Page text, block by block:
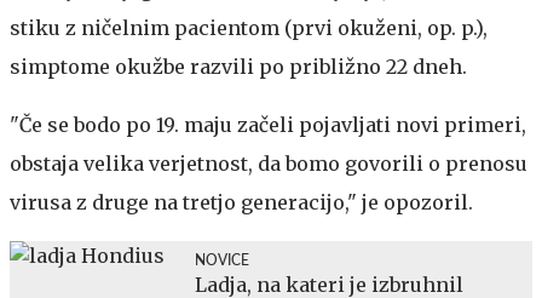
stiku z ničelnim pacientom (prvi okuženi, op. p.),
simptome okužbe razvili po približno 22 dneh.
"Če se bodo po 19. maju začeli pojavljati novi primeri,
obstaja velika verjetnost, da bomo govorili o prenosu
virusa z druge na tretjo generacijo," je opozoril.
NOVICE
Ladja, na kateri je izbruhnil